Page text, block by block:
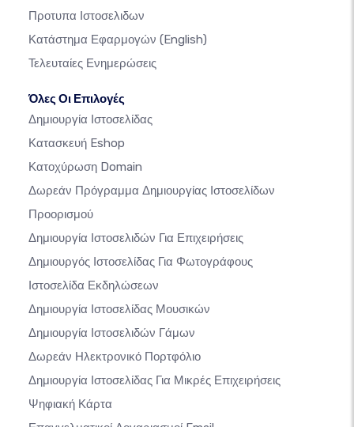
Προτυπα Ιστοσελιδων
Κατάστημα Εφαρμογών (English)
Τελευταίες Ενημερώσεις
Όλες Οι Επιλογές
Δημιουργία Ιστοσελίδας
Κατασκευή Eshop
Κατοχύρωση Domain
Δωρεάν Πρόγραμμα Δημιουργίας Ιστοσελίδων
Προορισμού
Δημιουργία Ιστοσελιδών Για Επιχειρήσεις
Δημιουργός Ιστοσελίδας Για Φωτογράφους
Ιστοσελίδα Εκδηλώσεων
Δημιουργία Ιστοσελίδας Μουσικών
Δημιουργία Ιστοσελιδών Γάμων
Δωρεάν Ηλεκτρονικό Πορτφόλιο
Δημιουργία Ιστοσελίδας Για Μικρές Επιχειρήσεις
Ψηφιακή Κάρτα